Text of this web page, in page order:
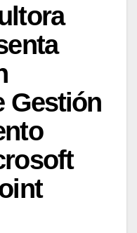
Gestión